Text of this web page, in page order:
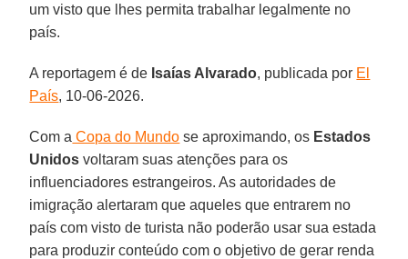
um visto que lhes permita trabalhar legalmente no
país.
A reportagem é de Isaías Alvarado, publicada por El
País, 10-06-2026.
Com a Copa do Mundo se aproximando, os Estados
Unidos voltaram suas atenções para os
influenciadores estrangeiros. As autoridades de
imigração alertaram que aqueles que entrarem no
país com visto de turista não poderão usar sua estada
para produzir conteúdo com o objetivo de gerar renda